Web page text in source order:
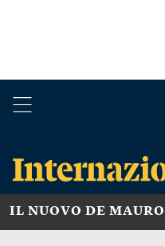
IL NUOVO DE MAURO